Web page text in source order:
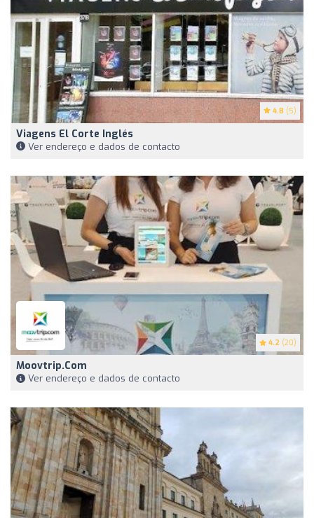
4.8 (5)
Viagens El Corte Inglés
Ver endereço e dados de contacto
4.2 (20)
Moovtrip.com
Ver endereço e dados de contacto